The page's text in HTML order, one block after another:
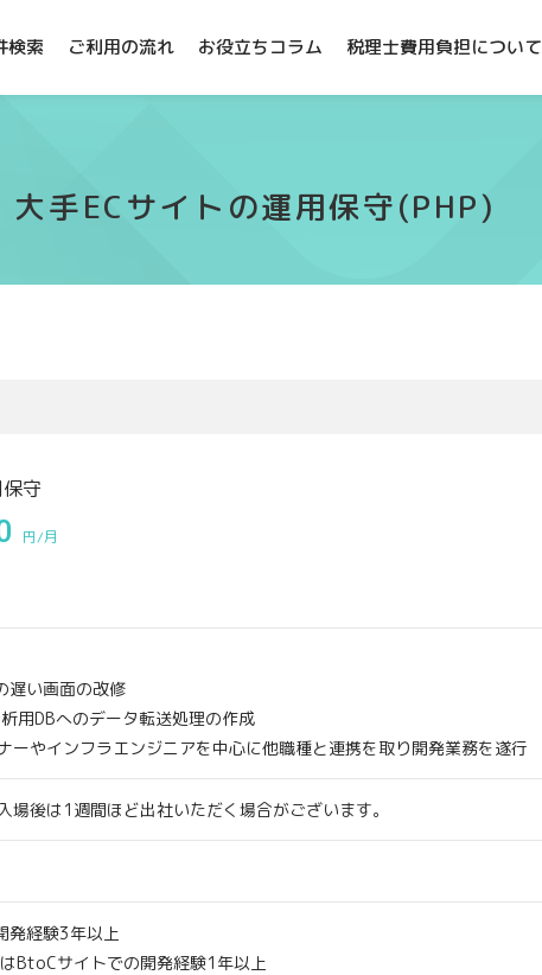
検索 ご利用の流れ お役立ちコラム 税理士費用負担について
大手ECサイトの運用保守(PHP)
守
円/月
遅い画面の改修
用DBへのデータ転送処理の作成
ーやインフラエンジニアを中心に他職種と連携を取り開発業務を遂行
後は1週間ほど出社いただく場合がございます。
発経験3年以上
BtoCサイトでの開発経験1年以上